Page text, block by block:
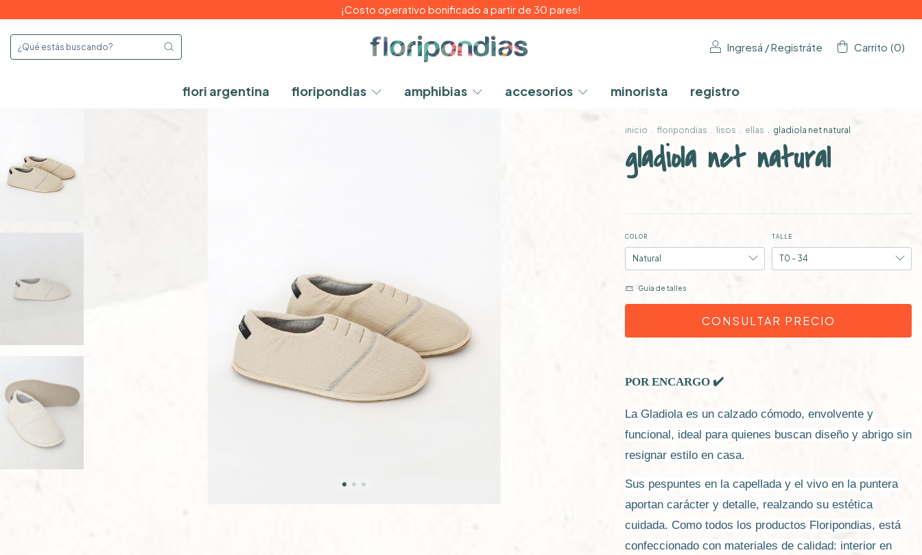
¡Costo operativo bonificado a partir de 30 pares!
Ingresá /Registráte Carrito (0)
flori argentina floripondias amphibias accesorios minorista registro
inicio . floripondias . lisos . ellas . gladiola net natural
gladiola net natural
COLOR TALLE
Guía de talles
POR ENCARGO ✔️
La Gladiola es un calzado cómodo, envolvente y
funcional, ideal para quienes buscan diseño y abrigo sin
resignar estilo en casa.
Sus pespuntes en la capellada y el vivo en la puntera
aportan carácter y detalle, realzando su estética
cuidada. Como todos los productos Floripondias, está
confeccionado con materiales de calidad: interior en